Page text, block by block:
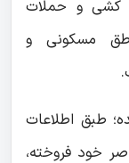
کشی و حملات
مسکونی و
طبق اطلاعات
خود فروخته،